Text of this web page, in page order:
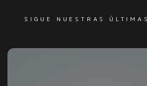
SIGUE NUESTRAS